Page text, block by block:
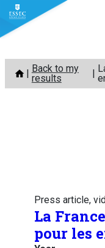
Skip
content
Back to my
results
Press article,
La
pour les